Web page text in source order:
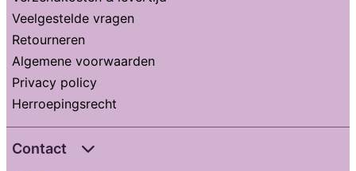
Veelgestelde vragen
Retourneren
Algemene voorwaarden
Privacy policy
Herroepingsrecht
Contact